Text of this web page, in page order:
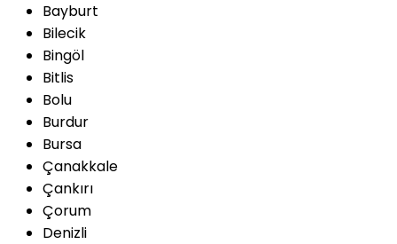
Bayburt
Bilecik
Bingöl
Bitlis
Bolu
Burdur
Bursa
Çanakkale
Çankırı
Çorum
Denizli